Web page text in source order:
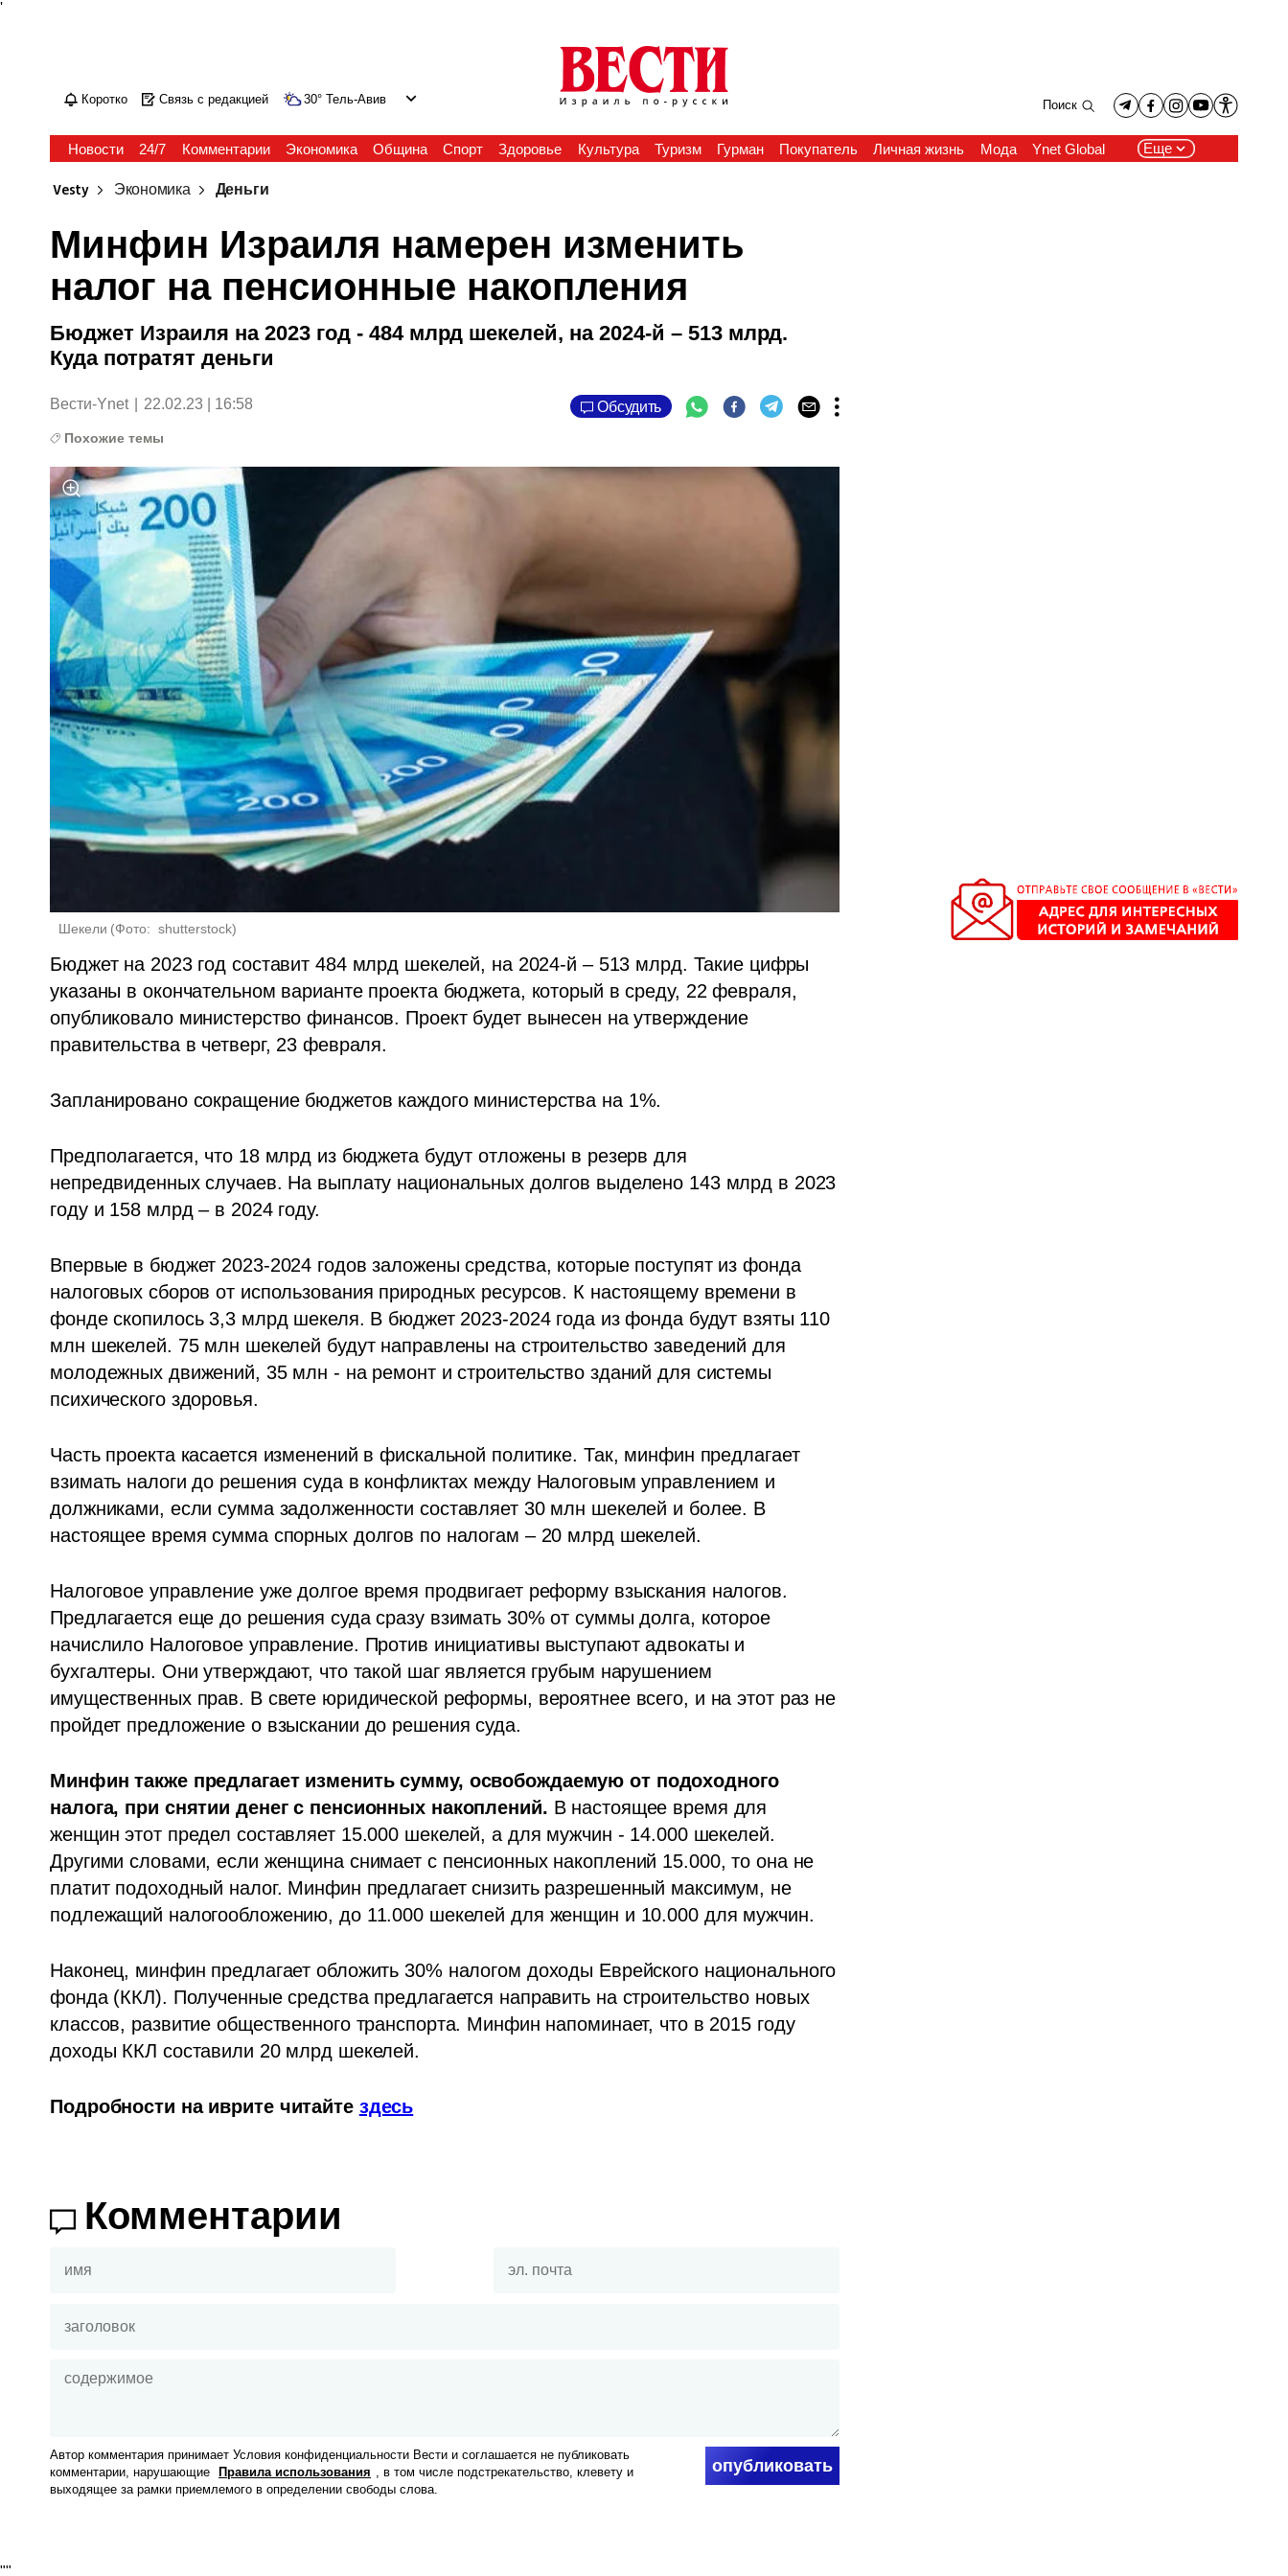
'
Коротко Связь с редакцией 30° Тель-Авив Поиск
Новости 24/7 Комментарии Экономика Община Спорт Здоровье Культура Туризм Гурман Покупатель Личная жизнь Мода Ynet Global Еще
Vesty Экономика Деньги
Минфин Израиля намерен изменить
налог на пенсионные накопления
Бюджет Израиля на 2023 год - 484 млрд шекелей, на 2024-й – 513 млрд.
Куда потратят деньги
Вести-Ynet 22.02.23 | 16:58 Обсудить
Похожие темы
Шекели (Фото:  shutterstock)
Бюджет на 2023 год составит 484 млрд шекелей, на 2024-й – 513 млрд. Такие цифры
указаны в окончательном варианте проекта бюджета, который в среду, 22 февраля,
опубликовало министерство финансов. Проект будет вынесен на утверждение
правительства в четверг, 23 февраля.
Запланировано сокращение бюджетов каждого министерства на 1%.
Предполагается, что 18 млрд из бюджета будут отложены в резерв для
непредвиденных случаев. На выплату национальных долгов выделено 143 млрд в 2023
году и 158 млрд – в 2024 году.
Впервые в бюджет 2023-2024 годов заложены средства, которые поступят из фонда
налоговых сборов от использования природных ресурсов. К настоящему времени в
фонде скопилось 3,3 млрд шекеля. В бюджет 2023-2024 года из фонда будут взяты 110
млн шекелей. 75 млн шекелей будут направлены на строительство заведений для
молодежных движений, 35 млн - на ремонт и строительство зданий для системы
психического здоровья.
Часть проекта касается изменений в фискальной политике. Так, минфин предлагает
взимать налоги до решения суда в конфликтах между Налоговым управлением и
должниками, если сумма задолженности составляет 30 млн шекелей и более. В
настоящее время сумма спорных долгов по налогам – 20 млрд шекелей.
Налоговое управление уже долгое время продвигает реформу взыскания налогов.
Предлагается еще до решения суда сразу взимать 30% от суммы долга, которое
начислило Налоговое управление. Против инициативы выступают адвокаты и
бухгалтеры. Они утверждают, что такой шаг является грубым нарушением
имущественных прав. В свете юридической реформы, вероятнее всего, и на этот раз не
пройдет предложение о взыскании до решения суда.
Минфин также предлагает изменить сумму, освобождаемую от подоходного
налога, при снятии денег с пенсионных накоплений. В настоящее время для
женщин этот предел составляет 15.000 шекелей, а для мужчин - 14.000 шекелей.
Другими словами, если женщина снимает с пенсионных накоплений 15.000, то она не
платит подоходный налог. Минфин предлагает снизить разрешенный максимум, не
подлежащий налогообложению, до 11.000 шекелей для женщин и 10.000 для мужчин.
Наконец, минфин предлагает обложить 30% налогом доходы Еврейского национального
фонда (ККЛ). Полученные средства предлагается направить на строительство новых
классов, развитие общественного транспорта. Минфин напоминает, что в 2015 году
доходы ККЛ составили 20 млрд шекелей.
Подробности на иврите читайте здесь
Комментарии
Автор комментария принимает Условия конфиденциальности Вести и соглашается не публиковать
комментарии, нарушающие
Правила использования , в том числе подстрекательство, клевету и
выходящее за рамки приемлемого в определении свободы слова.
опубликовать
""